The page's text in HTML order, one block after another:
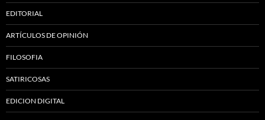
EDITORIAL
ARTÍCULOS DE OPINIÓN
FILOSOFIA
SATIRICOSAS
EDICION DIGITAL